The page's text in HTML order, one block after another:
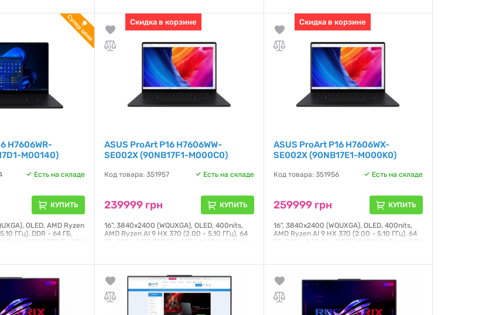
1.68 кг, сірий
Гарантия:12 месяцев
1.27 кг, сірий
Гарантия:12 месяцев
H7606WR-
M00140)
Есть на складе
КУПИТЬ
OLED, AMD Ryzen
ГГц), DDR - 64 ГБ,
RTX 5070 Ti, GPU
Скидка в корзине
ASUS ProArt P16 H7606WW-
SE002X (90NB17F1-M000C0)
Код товара: 351957 Есть на складе
239999 грн КУПИТЬ
16", 3840x2400 (WQUXGA), OLED, 400nits,
AMD Ryzen AI 9 HX 370 (2.00 - 5.10 ГГц), 64
ГБ, SSD - 2 ТБ SSD (2 x 1 ТБ), NVIDIA GeForce
сенсорний екран, підсвічування
клавіатури, TPM модуль, 1.98 кг, чорний
Гарантия:12 месяцев
Скидка в корзине
ASUS ProArt P16 H7606WX-
SE002X (90NB17E1-M000K0)
Код товара: 351956 Есть на складе
259999 грн КУПИТЬ
16", 3840x2400 (WQUXGA), OLED, 400nits,
AMD Ryzen AI 9 HX 370 (2.00 - 5.10 ГГц), 64
ГБ, SSD - 4 ТБ (2 x 2 ТБ), NVIDIA GeForce RTX
клавіатури, TPM модуль, зарядка від USB,
1.98 кг, чорний
Гарантия: